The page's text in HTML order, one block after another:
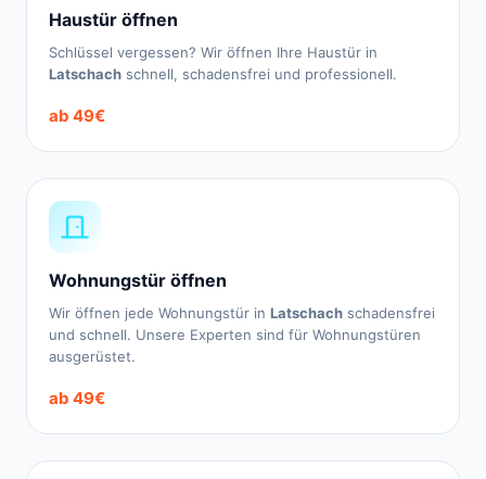
Haustür öffnen
Schlüssel vergessen? Wir öffnen Ihre Haustür in
Latschach schnell, schadensfrei und professionell.
ab 49€
Wohnungstür öffnen
Wir öffnen jede Wohnungstür in Latschach schadensfrei
und schnell. Unsere Experten sind für Wohnungstüren
ausgerüstet.
ab 49€